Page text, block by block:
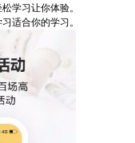
学习让你体验。
适合你的学习。